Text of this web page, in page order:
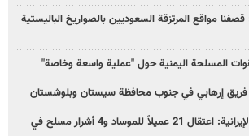
مواقع المرتزقة السعوديين بالصواريخ الباليستية
المسلحة اليمنية حول "عملية واسعة وخاصة"
إرهابي في جنوب محافظة سيستان وبلوشستان
وزارة الأمن الإيرانية: اعتقال 21 عميلاً للموساد و4 أشرار مسلح في